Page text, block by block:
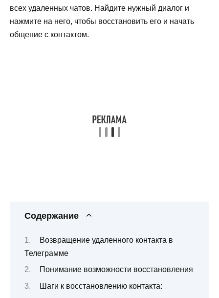
всех удаленных чатов. Найдите нужный диалог и
нажмите на него, чтобы восстановить его и начать
общение с контактом.
Содержание
Возвращение удаленного контакта в
Телеграмме
Понимание возможности восстановления
Шаги к восстановлению контакта: